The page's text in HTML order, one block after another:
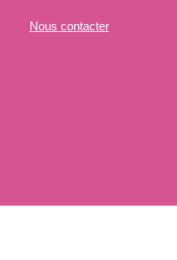
Nous contacter